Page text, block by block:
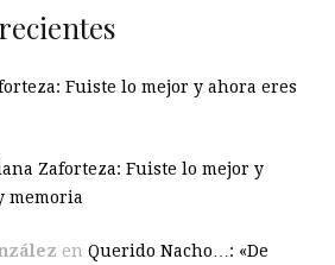
Fuiste lo mejor y ahora eres
Zaforteza: Fuiste lo mejor y
memoria
en Querido Nacho…: «De